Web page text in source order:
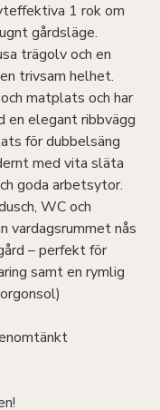
1 rok om
gårdsläge.
trägolv och en
trivsam helhet.
matplats och har
en elegant ribbvägg
för dubbelsäng
med vita släta
goda arbetsytor.
WC och
vardagsrummet nås
– perfekt för
samt en rymlig